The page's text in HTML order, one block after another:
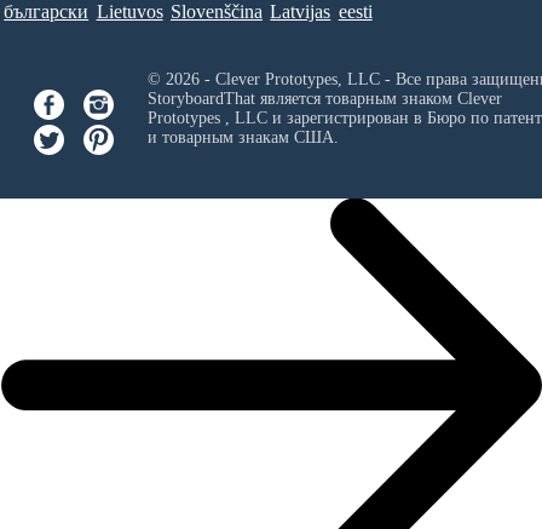
български Lietuvos Slovenščina Latvijas eesti
© 2026 - Clever Prototypes, LLC - Все права
StoryboardThat является товарным знаком Clever
Prototypes , LLCи зарегистрирован в Бюро по
и товарным знакам США.